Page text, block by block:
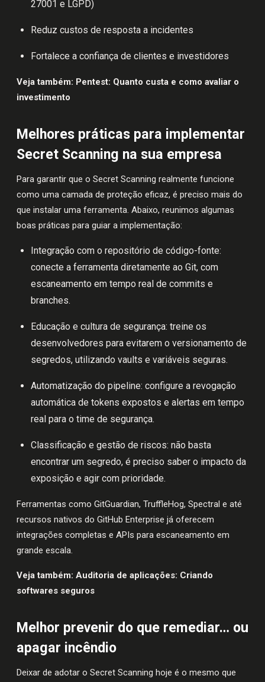
27001 e LGPD)
Reduz custos de resposta a incidentes
Fortalece a confiança de clientes e investidores
Veja também: Pentest: Quanto custa e como avaliar o
investimento
Melhores práticas para implementar
Secret Scanning na sua empresa
Para garantir que o Secret Scanning realmente funcione
como uma camada de proteção eficaz, é preciso mais do
que instalar uma ferramenta. Abaixo, reunimos algumas
boas práticas para guiar a implementação:
Integração com o repositório de código-fonte:
conecte a ferramenta diretamente ao Git, com
escaneamento em tempo real de commits e
branches.
Educação e cultura de segurança: treine os
desenvolvedores para evitarem o versionamento de
segredos, utilizando vaults e variáveis seguras.
Automatização do pipeline: configure a revogação
automática de tokens expostos e alertas em tempo
real para o time de segurança.
Classificação e gestão de riscos: não basta
encontrar um segredo, é preciso saber o impacto da
exposição e agir com prioridade.
Ferramentas como GitGuardian, TruffleHog, Spectral e até
recursos nativos do GitHub Enterprise já oferecem
integrações completas e APIs para escaneamento em
grande escala.
Veja também: Auditoria de aplicações: Criando
softwares seguros
Melhor prevenir do que remediar… ou
apagar incêndio
Deixar de adotar o Secret Scanning hoje é o mesmo que